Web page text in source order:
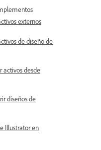
externos
de diseño de
activos desde
diseños de
Illustrator en